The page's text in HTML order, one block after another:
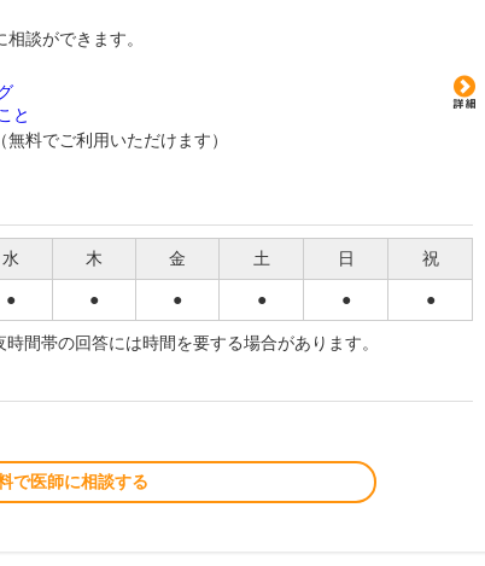
談ができます。
と
料でご利用いただけます）
水 木 金 土 日 祝
● ● ● ● ● ●
間帯の回答には時間を要する場合があります。
で医師に相談する